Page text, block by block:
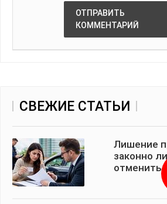
ОТПРАВИТЬ
КОММЕНТАРИЙ
СВЕЖИЕ СТАТЬИ
Лишение
законно
отменить